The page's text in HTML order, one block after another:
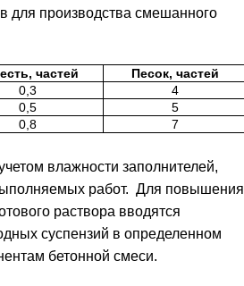
для производства смешанного
частей
Песок, частей
0,3
4
0,5
5
0,8 7
влажности заполнителей,
работ. Для повышения
раствора вводятся
суспензий в определенном
бетонной смеси.